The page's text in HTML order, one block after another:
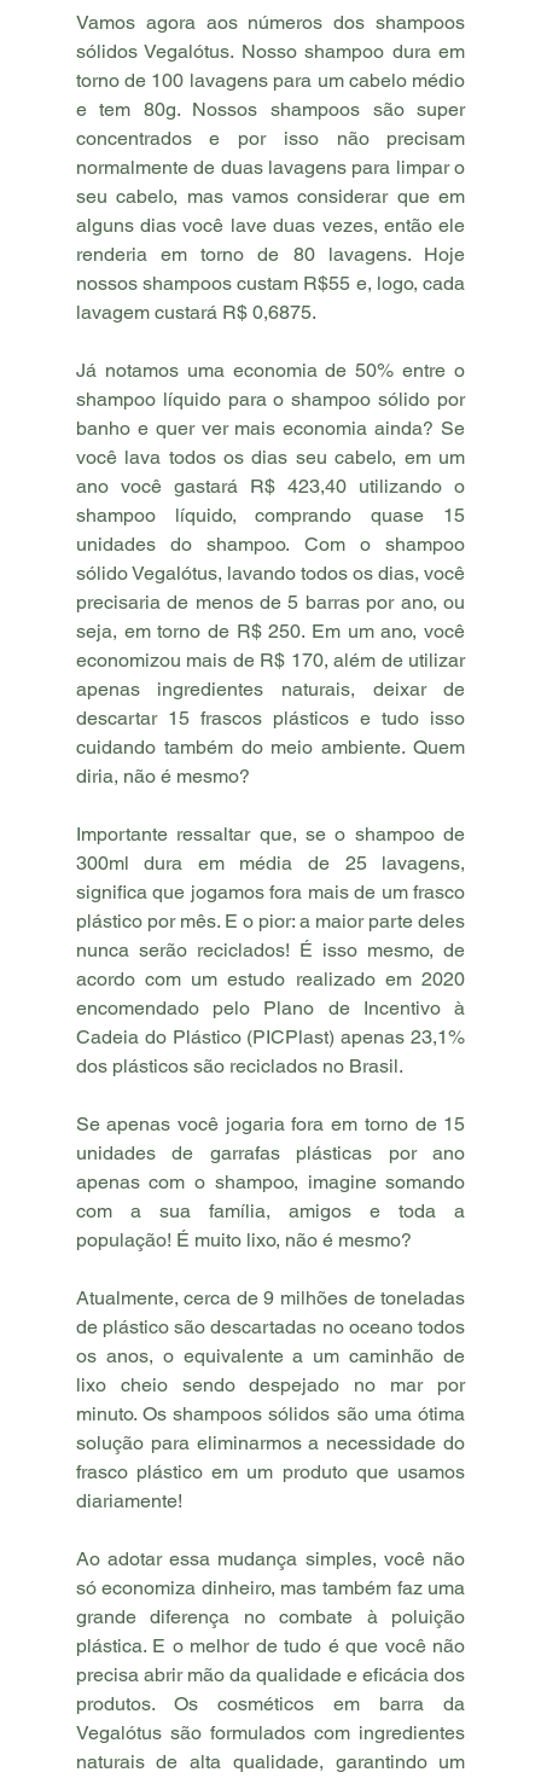
Vamos agora aos números dos shampoos
sólidos Vegalótus. Nosso shampoo dura em
torno de 100 lavagens para um cabelo médio
e tem 80g. Nossos shampoos são super
concentrados e por isso não precisam
normalmente de duas lavagens para limpar o
seu cabelo, mas vamos considerar que em
alguns dias você lave duas vezes, então ele
renderia em torno de 80 lavagens. Hoje
nossos shampoos custam R$55 e, logo, cada
lavagem custará R$ 0,6875.
Já notamos uma economia de 50% entre o
shampoo líquido para o shampoo sólido por
banho e quer ver mais economia ainda? Se
você lava todos os dias seu cabelo, em um
ano você gastará R$ 423,40 utilizando o
shampoo líquido, comprando quase 15
unidades do shampoo. Com o shampoo
sólido Vegalótus, lavando todos os dias, você
precisaria de menos de 5 barras por ano, ou
seja, em torno de R$ 250. Em um ano, você
economizou mais de R$ 170, além de utilizar
apenas ingredientes naturais, deixar de
descartar 15 frascos plásticos e tudo isso
cuidando também do meio ambiente. Quem
diria, não é mesmo?
Importante ressaltar que, se o shampoo de
300ml dura em média de 25 lavagens,
significa que jogamos fora mais de um frasco
plástico por mês. E o pior: a maior parte deles
nunca serão reciclados! É isso mesmo, de
acordo com um estudo realizado em 2020
encomendado pelo Plano de Incentivo à
Cadeia do Plástico (PICPlast) apenas 23,1%
dos plásticos são reciclados no Brasil.
Se apenas você jogaria fora em torno de 15
unidades de garrafas plásticas por ano
apenas com o shampoo, imagine somando
com a sua família, amigos e toda a
população! É muito lixo, não é mesmo?
Atualmente, cerca de 9 milhões de toneladas
de plástico são descartadas no oceano todos
os anos, o equivalente a um caminhão de
lixo cheio sendo despejado no mar por
minuto. Os shampoos sólidos são uma ótima
solução para eliminarmos a necessidade do
frasco plástico em um produto que usamos
diariamente!
Ao adotar essa mudança simples, você não
só economiza dinheiro, mas também faz uma
grande diferença no combate à poluição
plástica. E o melhor de tudo é que você não
precisa abrir mão da qualidade e eficácia dos
produtos. Os cosméticos em barra da
Vegalótus são formulados com ingredientes
naturais de alta qualidade, garantindo um